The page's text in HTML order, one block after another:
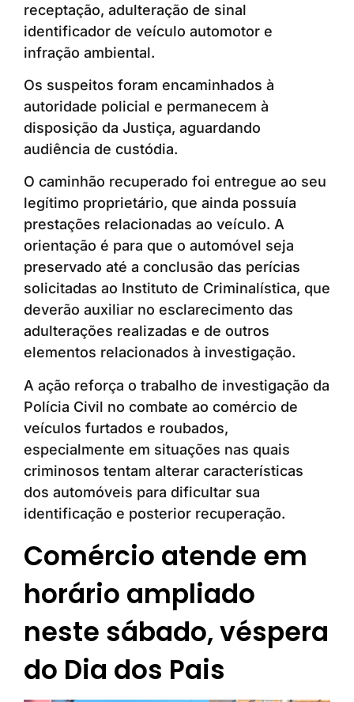
receptação, adulteração de sinal
identificador de veículo automotor e
infração ambiental.
Os suspeitos foram encaminhados à
autoridade policial e permanecem à
disposição da Justiça, aguardando
audiência de custódia.
O caminhão recuperado foi entregue ao seu
legítimo proprietário, que ainda possuía
prestações relacionadas ao veículo. A
orientação é para que o automóvel seja
preservado até a conclusão das perícias
solicitadas ao Instituto de Criminalística, que
deverão auxiliar no esclarecimento das
adulterações realizadas e de outros
elementos relacionados à investigação.
A ação reforça o trabalho de investigação da
Polícia Civil no combate ao comércio de
veículos furtados e roubados,
especialmente em situações nas quais
criminosos tentam alterar características
dos automóveis para dificultar sua
identificação e posterior recuperação.
Comércio atende em
horário ampliado
neste sábado, véspera
do Dia dos Pais